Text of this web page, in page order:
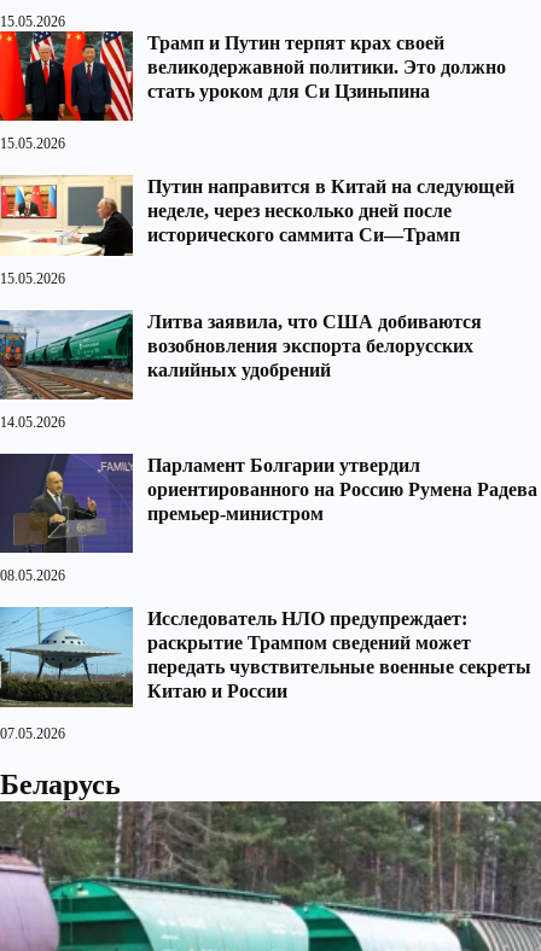
15.05.2026
Трамп и Путин терпят крах своей
великодержавной политики. Это должно
стать уроком для Си Цзиньпина
15.05.2026
Путин направится в Китай на следующей
неделе, через несколько дней после
исторического саммита Си—Трамп
15.05.2026
Литва заявила, что США добиваются
возобновления экспорта белорусских
калийных удобрений
14.05.2026
Парламент Болгарии утвердил
ориентированного на Россию Румена Радева
премьер-министром
08.05.2026
Исследователь НЛО предупреждает:
раскрытие Трампом сведений может
передать чувствительные военные секреты
Китаю и России
07.05.2026
Беларусь